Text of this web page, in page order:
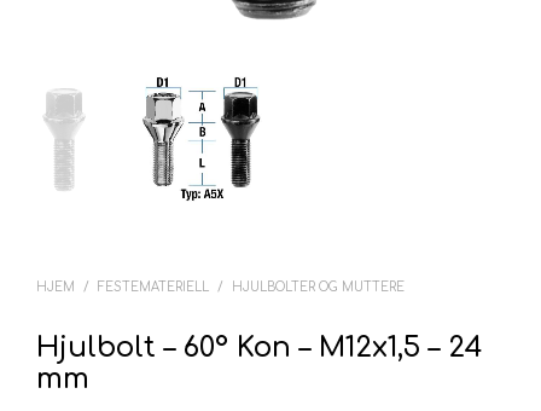
HJEM / FESTEMATERIELL / HJULBOLTER OG MUTTERE
Hjulbolt – 60° Kon – M12x1,5 – 24
mm